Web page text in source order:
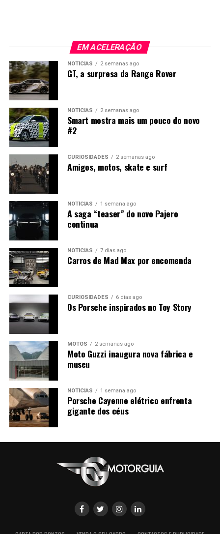
EM ACELERAÇÃO
NOTÍCIAS 2 semanas ago
GT, a surpresa da Range Rover
NOTÍCIAS 2 semanas ago
Smart mostra mais um pouco do novo
#2
CURIOSIDADES 2 semanas ago
Amigos, motos, skate e surf
NOTÍCIAS 1 semana ago
A saga “teaser” do novo Pajero
continua
NOTÍCIAS 7 dias ago
Carros de Mad Max por encomenda
CURIOSIDADES 6 dias ago
Os Porsche inspirados no Toy Story
MOTOS 2 semanas ago
Moto Guzzi inaugura nova fábrica e
museu
NOTÍCIAS 1 semana ago
Porsche Cayenne elétrico enfrenta
gigante dos céus